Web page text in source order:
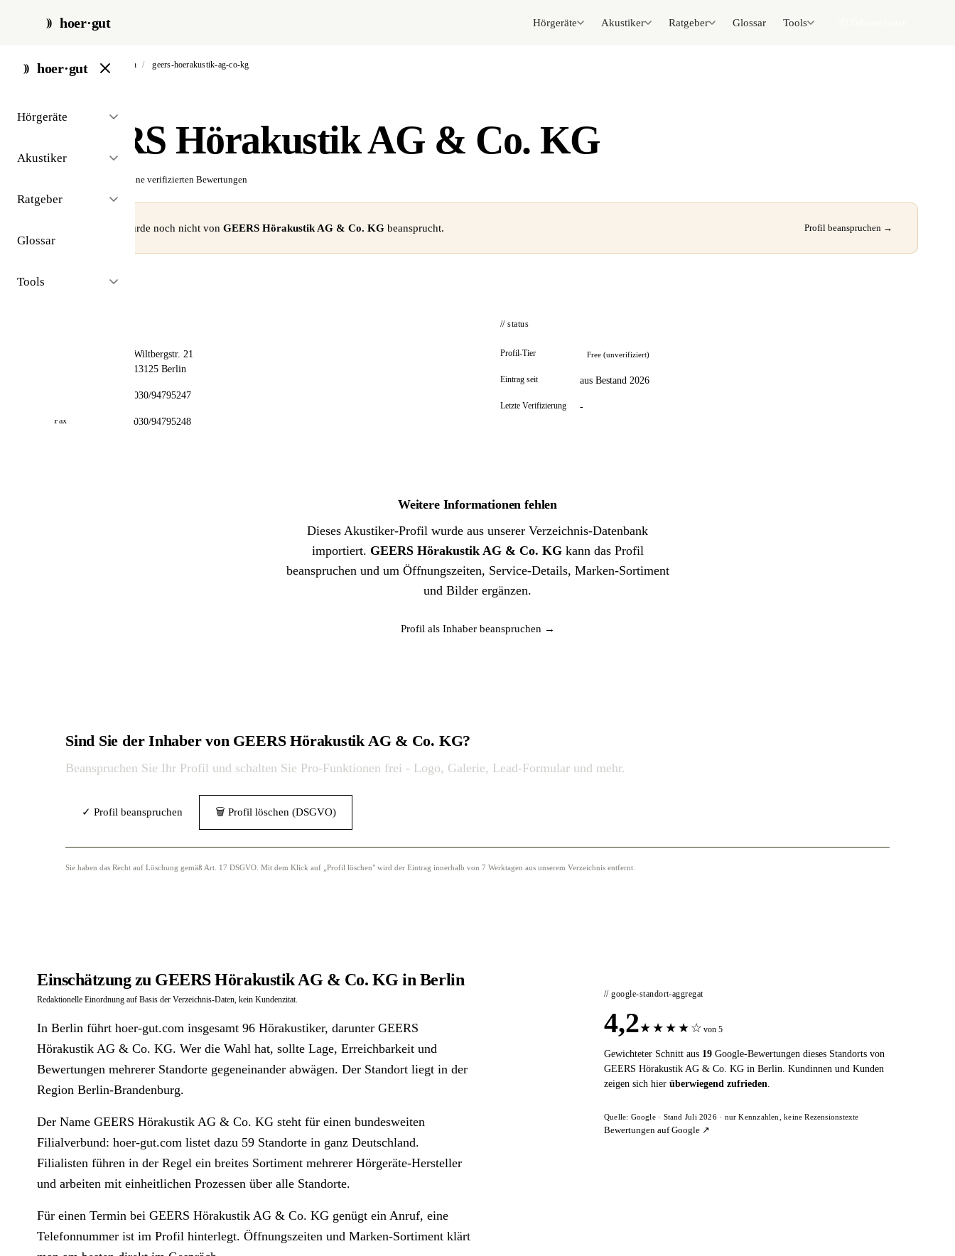
hoer·gut Hörgeräte Akustiker Ratgeber Glossar Tools
hoer·gut
Hörgeräte
Akustiker
Ratgeber
Glossar
Tools
start / akustiker / berlin / geers-hoerakustik-ag-co-kg
GEERS Hörakustik AG & Co. KG
Noch keine verifizierten Bewertungen
⚠ Dieses Profil wurde noch nicht von GEERS Hörakustik AG & Co. KG beansprucht. Profil beanspruchen →
Wiltbergstr. 21
13125 Berlin
030/94795247
Fax 030/94795248
// status
Profil-Tier Free (unverifiziert)
Eintrag seit aus Bestand 2026
Letzte Verifizierung -
Weitere Informationen fehlen
Dieses Akustiker-Profil wurde aus unserer Verzeichnis-Datenbank
importiert. GEERS Hörakustik AG & Co. KGkann das Profil
beanspruchen und um Öffnungszeiten, Service-Details, Marken-Sortiment
und Bilder ergänzen.
Profil als Inhaber beanspruchen →
Sind Sie der Inhaber von GEERS Hörakustik AG & Co. KG?
Beanspruchen Sie Ihr Profil und schalten Sie Pro-Funktionen frei - Logo, Galerie, Lead-Formular und mehr.
✓ Profil beanspruchen 🗑 Profil löschen (DSGVO)
Sie haben das Recht auf Löschung gemäß Art. 17 DSGVO. Mit dem Klick auf „Profil löschen" wird der Eintrag innerhalb von 7 Werktagen aus unserem Verzeichnis entfernt.
Einschätzung zu GEERS Hörakustik AG & Co. KG in Berlin
Redaktionelle Einordnung auf Basis der Verzeichnis-Daten, kein Kundenzitat.
In Berlin führt hoer-gut.com insgesamt 96 Hörakustiker, darunter GEERS
Hörakustik AG & Co. KG. Wer die Wahl hat, sollte Lage, Erreichbarkeit und
Bewertungen mehrerer Standorte gegeneinander abwägen. Der Standort liegt in der
Region Berlin-Brandenburg.
Der Name GEERS Hörakustik AG & Co. KG steht für einen bundesweiten
Filialverbund: hoer-gut.com listet dazu 59 Standorte in ganz Deutschland.
Filialisten führen in der Regel ein breites Sortiment mehrerer Hörgeräte-Hersteller
und arbeiten mit einheitlichen Prozessen über alle Standorte.
Für einen Termin bei GEERS Hörakustik AG & Co. KG genügt ein Anruf, eine
Telefonnummer ist im Profil hinterlegt. Öffnungszeiten und Marken-Sortiment klärt
// google-standort-aggregat
4,2★ ★ ★ ★ ☆ von 5
Gewichteter Schnitt aus 19Google-Bewertungen dieses Standorts von
GEERS Hörakustik AG & Co. KG in Berlin. Kundinnen und Kunden
zeigen sich hier überwiegend zufrieden.
Quelle: Google · Stand Juli 2026 · nur Kennzahlen, keine Rezensionstexte
Bewertungen auf Google ↗